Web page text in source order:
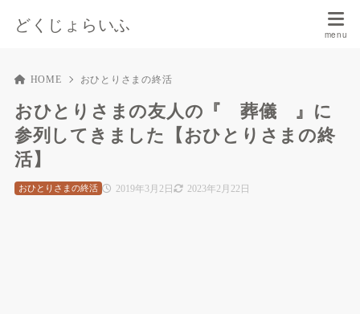
どくじょらいふ
HOME おひとりさまの終活
おひとりさまの友人の『 葬儀 』に
参列してきました【おひとりさまの終
活】
2019年3月2日 2023年2月22日
おひとりさまの終活